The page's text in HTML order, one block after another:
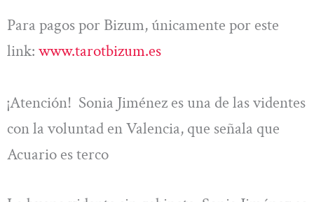
Para pagos por Bizum, únicamente por este
link: www.tarotbizum.es
¡Atención! Sonia Jiménez es una de las videntes
con la voluntad en Valencia, que señala que
Acuario es terco